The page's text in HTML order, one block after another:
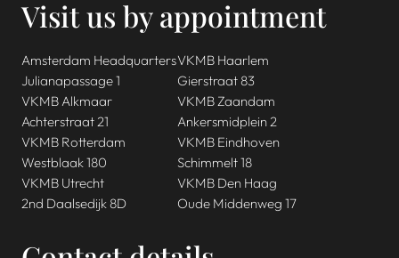
Visit us by appointment
Amsterdam Headquarters
Julianapassage 1
VKMB Haarlem
Gierstraat 83
VKMB Alkmaar
Achterstraat 21
VKMB Zaandam
Ankersmidplein 2
VKMB Rotterdam
Westblaak 180
VKMB Eindhoven
Schimmelt 18
VKMB Utrecht
2nd Daalsedijk 8D
VKMB Den Haag
Oude Middenweg 17